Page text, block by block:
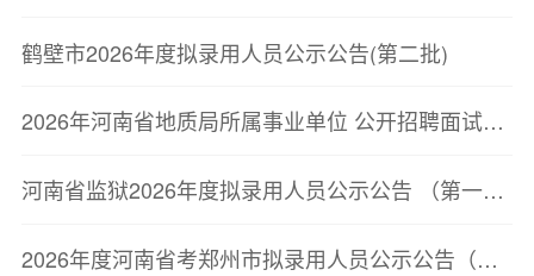
鹤壁市2026年度拟录用人员公示公告(第二批)
2026年河南省地质局所属事业单位 公开招聘面试资格确认公告
河南省监狱2026年度拟录用人员公示公告 （第一批）
2026年度河南省考郑州市拟录用人员公示公告（第二批）